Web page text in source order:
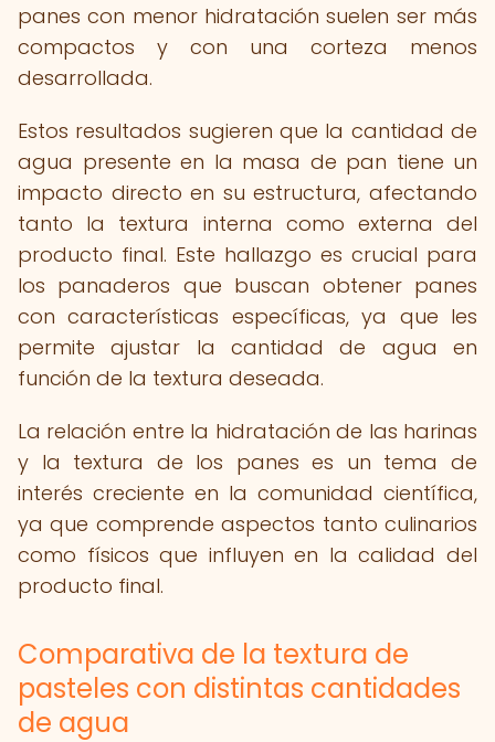
panes con menor hidratación suelen ser más
compactos y con una corteza menos
desarrollada.
Estos resultados sugieren que la cantidad de
agua presente en la masa de pan tiene un
impacto directo en su estructura, afectando
tanto la textura interna como externa del
producto final. Este hallazgo es crucial para
los panaderos que buscan obtener panes
con características específicas, ya que les
permite ajustar la cantidad de agua en
función de la textura deseada.
La relación entre la hidratación de las harinas
y la textura de los panes es un tema de
interés creciente en la comunidad científica,
ya que comprende aspectos tanto culinarios
como físicos que influyen en la calidad del
producto final.
Comparativa de la textura de
pasteles con distintas cantidades
de agua